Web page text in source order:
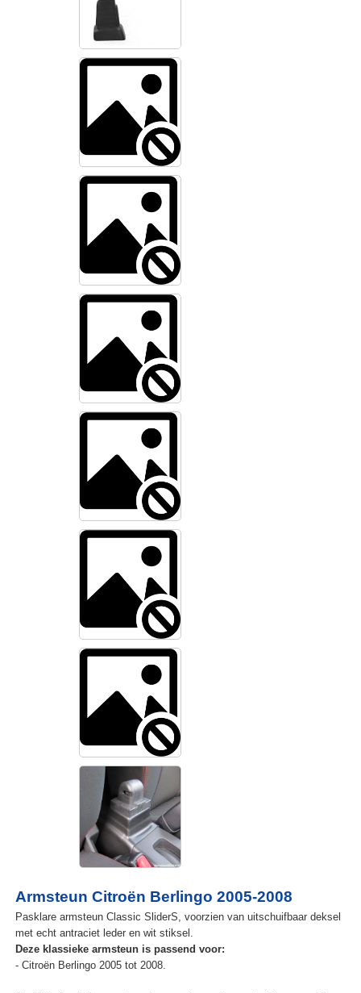
Armsteun Citroën Berlingo 2005-2008
Pasklare armsteun Classic SliderS, voorzien van uitschuifbaar deksel
met echt antraciet leder en wit stiksel.
Deze klassieke armsteun is passend voor:
- Citroën Berlingo 2005 tot 2008.